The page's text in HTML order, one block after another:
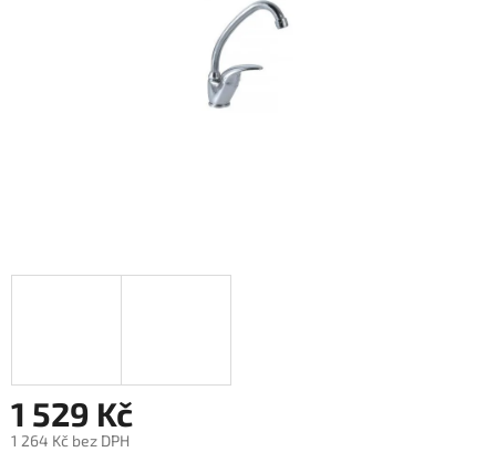
1 529 Kč
1 264 Kč bez DPH